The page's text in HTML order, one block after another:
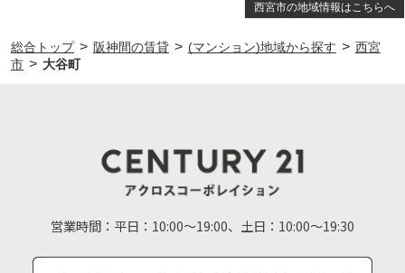
西宮市の地域情報はこちらへ
総合トップ > 阪神間の賃貸 > (マンション)地域から探す > 西宮
市 > 大谷町
営業時間： 平日：10:00～19:00、土日：10:00～19:30